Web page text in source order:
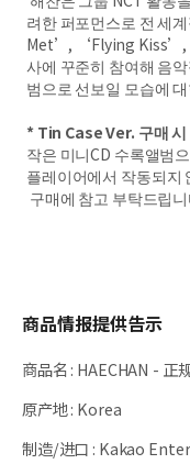
려한 퍼포먼스로 전 세
Met’, ‘Flying Kiss’,
사에 꾸준히 참여해 음
범으로 선보일 모습에
* Tin Case Ver. 구매 시
작은 미니CD 수록앨범
플레이어에서 작동되지
구매에 참고 부탁드립
商品情报提供告示
商品名: HAECHAN - 正
原产地: Korea
制造/进口 : Kakao